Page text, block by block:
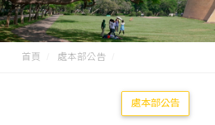
首頁 處本部公告
處本部公告